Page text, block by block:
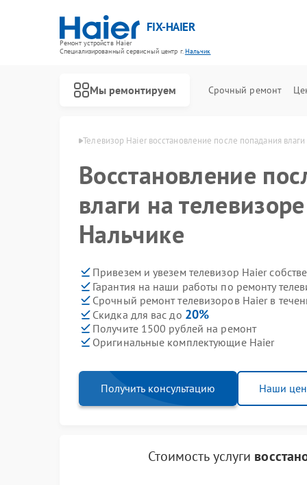
FIX-HAIER
Ремонт устройств Haier
Специализированный cервисный центр г.Нальчик
Мы ремонтируем Срочный ремонт
Haier в Нальчике Телевизор Haier восстановление после попадания влаги
Восстановление
влаги на
Нальчике
Привезем и увезем телевизор Haier
Гарантия на наши работы по ремонту
Срочный ремонт телевизоров Haier в
Скидка для вас до 20%
Получите 1500 рублей на ремонт
Оригинальные комплектующие Haier
Получить консультацию Наши
Стоимость услуги